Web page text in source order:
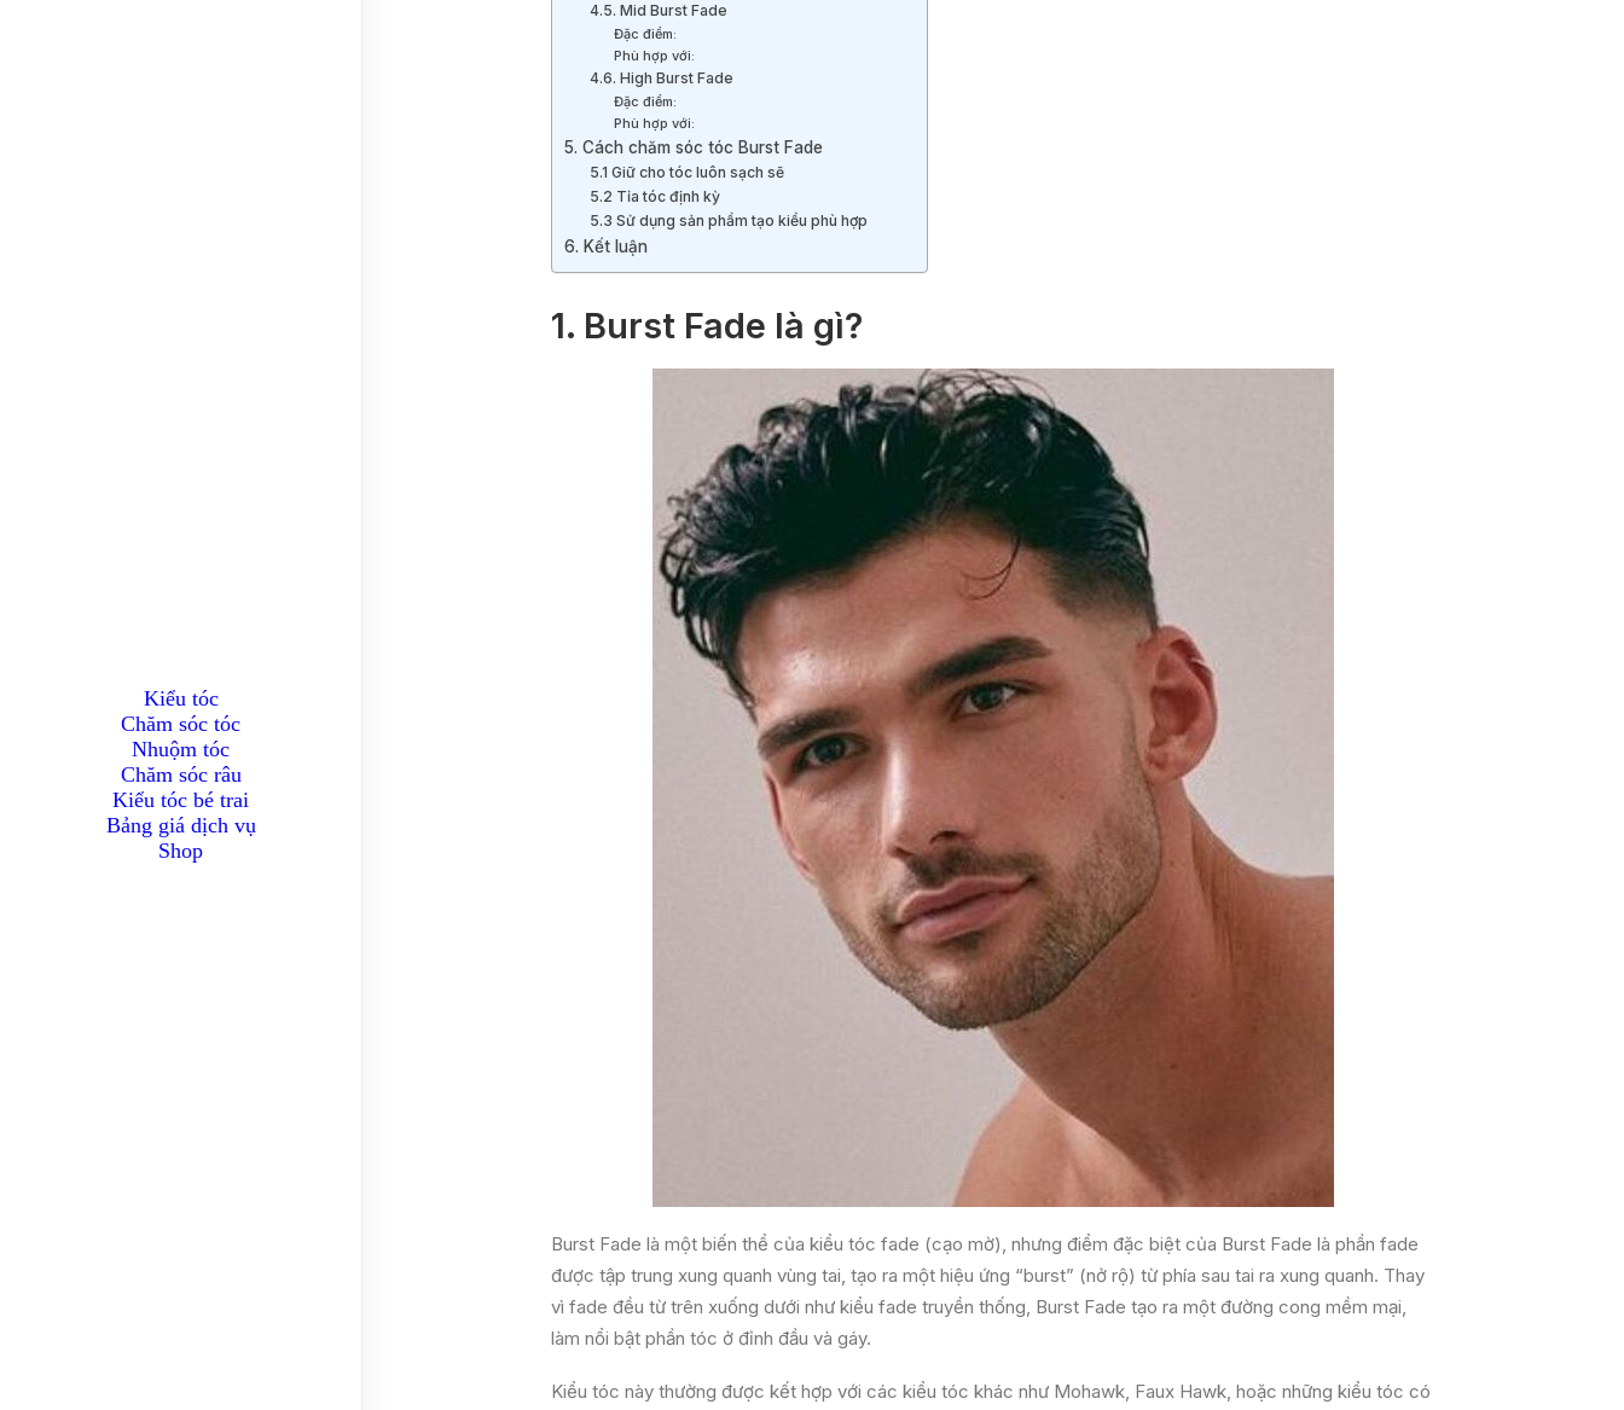
Kiểu tóc
Chăm sóc tóc
Nhuộm tóc
Chăm sóc râu
Kiểu tóc bé trai
Bảng giá dịch vụ
Shop
4.5. Mid Burst Fade
Đặc điểm:
Phù hợp với:
4.6. High Burst Fade
Đặc điểm:
Phù hợp với:
5. Cách chăm sóc tóc Burst Fade
5.1 Giữ cho tóc luôn sạch sẽ
5.2 Tỉa tóc định kỳ
5.3 Sử dụng sản phẩm tạo kiểu phù hợp
6. Kết luận
1. Burst Fade là gì?
Burst Fade là một biến thể của kiểu tóc fade (cạo mờ), nhưng điểm đặc biệt của Burst Fade là phần fade
được tập trung xung quanh vùng tai, tạo ra một hiệu ứng “burst” (nở rộ) từ phía sau tai ra xung quanh. Thay
vì fade đều từ trên xuống dưới như kiểu fade truyền thống, Burst Fade tạo ra một đường cong mềm mại,
làm nổi bật phần tóc ở đỉnh đầu và gáy.
Kiểu tóc này thường được kết hợp với các kiểu tóc khác như Mohawk, Faux Hawk, hoặc những kiểu tóc có